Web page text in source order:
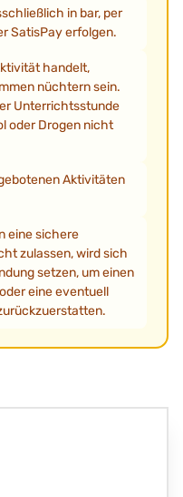
in bar, per
SatisPay erfolgen.
handelt,
nüchtern sein.
Unterrichtsstunde
oder Drogen nicht
Aktivitäten
eine sichere
zulassen, wird sich
setzen, um einen
eine eventuell